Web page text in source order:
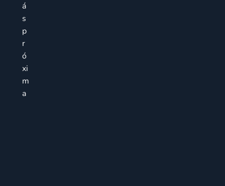
á
s
p
r
ó
xi
m
a